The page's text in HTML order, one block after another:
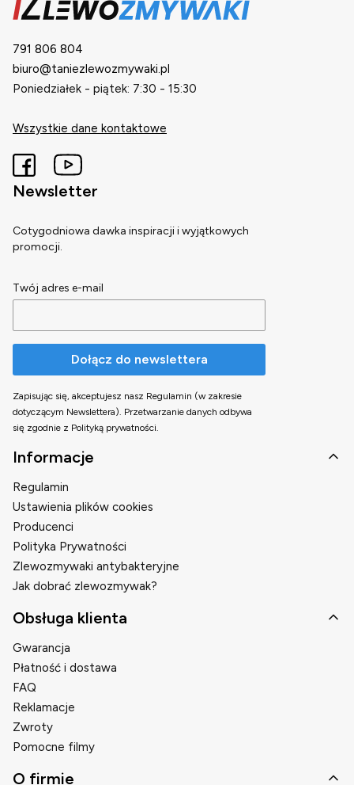
791 806 804
biuro@taniezlewozmywaki.pl
Poniedziałek - piątek: 7:30 - 15:30
Wszystkie dane kontaktowe
Newsletter
Cotygodniowa dawka inspiracji i wyjątkowych
promocji.
Twój adres e-mail
Dołącz do newslettera
Zapisując się, akceptujesz nasz Regulamin (w zakresie
dotyczącym Newslettera). Przetwarzanie danych odbywa
się zgodnie z Polityką prywatności.
Linki w stopce
Informacje
Regulamin
Ustawienia plików cookies
Producenci
Polityka Prywatności
Zlewozmywaki antybakteryjne
Jak dobrać zlewozmywak?
Obsługa klienta
Gwarancja
Płatność i dostawa
FAQ
Reklamacje
Zwroty
Pomocne filmy
O firmie